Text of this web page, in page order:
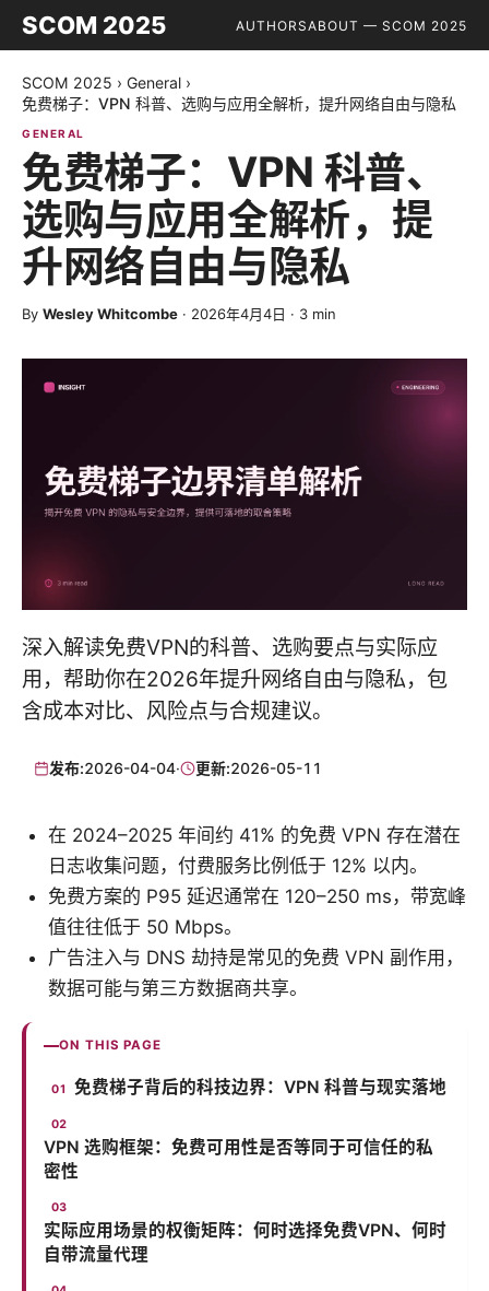
SCOM 2025 AUTHORSABOUT — SCOM 2025
SCOM 2025 › General ›
免费梯子：VPN 科普、选购与应用全解析，提升网络自由与隐私
GENERAL
免费梯子：VPN 科普、
选购与应用全解析，提
升网络自由与隐私
By Wesley Whitcombe · 2026年4月4日 · 3 min
深入解读免费VPN的科普、选购要点与实际应
用，帮助你在2026年提升网络自由与隐私，包
含成本对比、风险点与合规建议。
发布:2026-04-04· 更新:2026-05-11
在 2024–2025 年间约 41% 的免费 VPN 存在潜在
日志收集问题，付费服务比例低于 12% 以内。
免费方案的 P95 延迟通常在 120–250 ms，带宽峰
值往往低于 50 Mbps。
广告注入与 DNS 劫持是常见的免费 VPN 副作用，
数据可能与第三方数据商共享。
ON THIS PAGE
免费梯子背后的科技边界：VPN 科普与现实落地
VPN 选购框架：免费可用性是否等同于可信任的私
密性
实际应用场景的权衡矩阵：何时选择免费VPN、何时
自带流量代理